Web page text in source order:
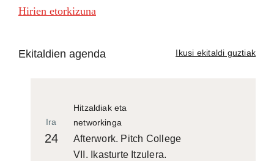
Hirien etorkizuna
Ekitaldien agenda Ikusi ekitaldi guztiak
Hitzaldiak eta
networkinga
Ira
24
Afterwork. Pitch College
VII. Ikasturte Itzulera.